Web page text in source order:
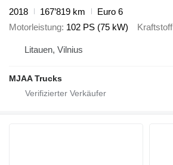
2018
167’819 km
Euro 6
Motorleistung 102 PS (75 kW) Kraftstoff
Litauen, Vilnius
MJAA Trucks